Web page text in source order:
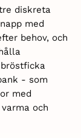
diskreta
med
behov, och
- som
med
och